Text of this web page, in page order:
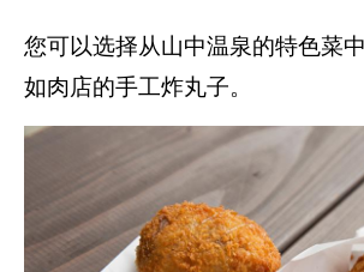
您可以选择从山中温泉的特色菜
如肉店的手工炸丸子。